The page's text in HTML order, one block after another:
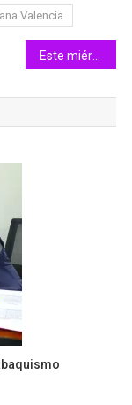
Valencia
Este miércoles inician trabajos en el km 34 de la carretera Villa de Álvarez-Minatitlán